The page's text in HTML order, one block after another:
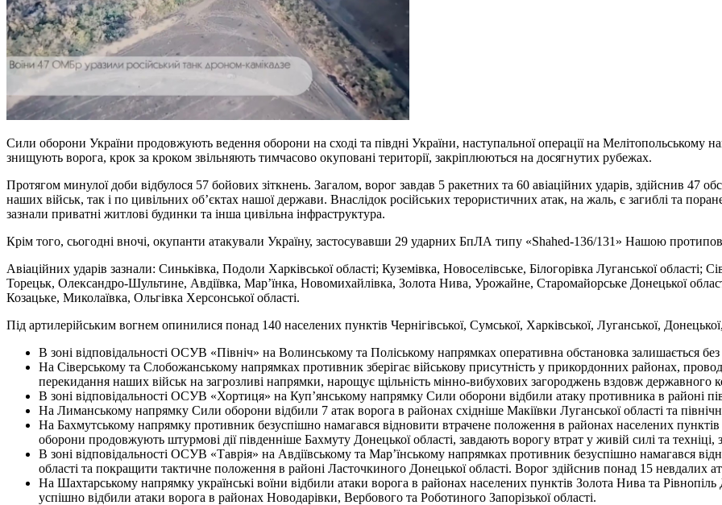
Сили оборони України продовжують ведення оборони на сході та півдні України, наступальної операції на Мелітопольському
знищують ворога, крок за кроком звільняють тимчасово окуповані території, закріплюються на досягнутих рубежах.
Протягом минулої доби відбулося 57 бойових зіткнень. Загалом, ворог завдав 5 ракетних та 60 авіаційних ударів, здійснив 47
наших військ, так і по цивільних об’єктах нашої держави. Внаслідок російських терористичних атак, на жаль, є загиблі та
зазнали приватні житлові будинки та інша цивільна інфраструктура.
Крім того, сьогодні вночі, окупанти атакували Україну, застосувавши 29 ударних БпЛА типу «Shahed-136/131» Нашою
Авіаційних ударів зазнали: Синьківка, Подоли Харківської області; Куземівка, Новоселівське, Білогорівка Луганської області;
Торецьк, Олександро-Шультине, Авдіївка, Мар’їнка, Новомихайлівка, Золота Нива, Урожайне, Старомайорське Донецької
Козацьке, Миколаївка, Ольгівка Херсонської області.
Під артилерійським вогнем опинилися понад 140 населених пунктів Чернігівської, Сумської, Харківської, Луганської,
В зоні відповідальності ОСУВ «Північ» на Волинському та Поліському напрямках оперативна обстановка залишається без
На Сіверському та Слобожанському напрямках противник зберігає військову присутність у прикордонних районах,
перекидання наших військ на загрозливі напрямки, нарощує щільність мінно-вибухових загороджень вздовж державного
В зоні відповідальності ОСУВ «Хортиця» на Куп’янському напрямку Сили оборони відбили атаку противника в районі
На Лиманському напрямку Сили оборони відбили 7 атак ворога в районах східніше Макіївки Луганської області та
На Бахмутському напрямку противник безуспішно намагався відновити втрачене положення в районах населених пунктів
оборони продовжують штурмові дії південніше Бахмуту Донецької області, завдають ворогу втрат у живій силі та
В зоні відповідальності ОСУВ «Таврія» на Авдіївському та Мар’їнському напрямках противник безуспішно намагався
області та покращити тактичне положення в районі Ласточкиного Донецької області. Ворог здійснив понад 15 невдалих
На Шахтарському напрямку українські воїни відбили атаки ворога в районах населених пунктів Золота Нива та
успішно відбили атаки ворога в районах Новодарівки, Вербового та Роботиного Запорізької області.